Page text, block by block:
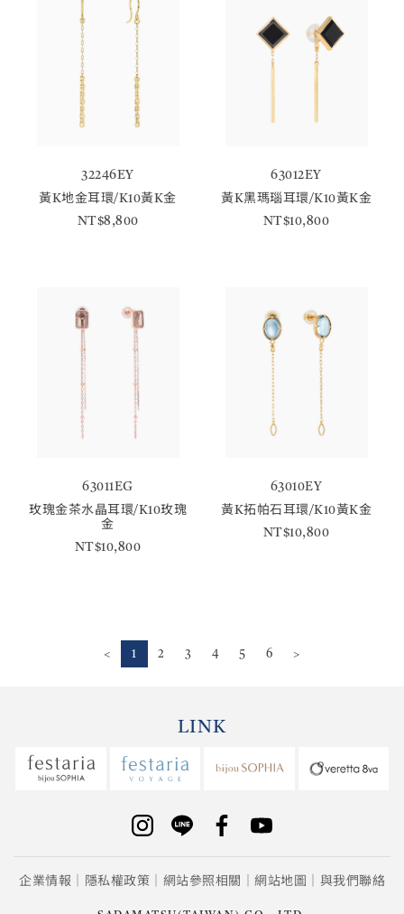
32246EY
黃K地金耳環/K10黃K金
NT$8,800
63012EY
黃K黑瑪瑙耳環/K10黃K金
NT$10,800
63011EG
玫瑰金茶水晶耳環/K10玫瑰
金
NT$10,800
63010EY
黃K拓帕石耳環/K10黃K金
NT$10,800
< 1 2 3 4 5 6 >
LINK
企業情報 隱私權政策 網站參照相關 網站地圖 與我們聯絡